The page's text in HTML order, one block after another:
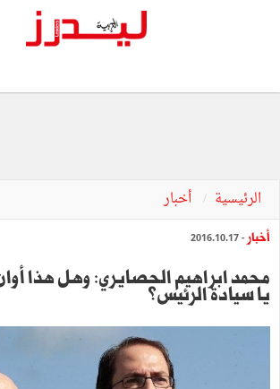
الرئيسية أخبار
أخبار - 2016.10.17
محمد ابراهيم الحصايري: وهل هذا
يا سيادة الرئيس؟